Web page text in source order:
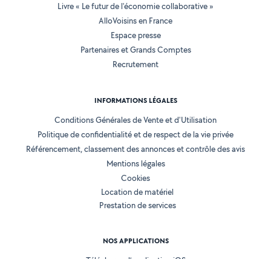
Livre « Le futur de l'économie collaborative »
AlloVoisins en France
Espace presse
Partenaires et Grands Comptes
Recrutement
INFORMATIONS LÉGALES
Conditions Générales de Vente et d'Utilisation
Politique de confidentialité et de respect de la vie privée
Référencement, classement des annonces et contrôle des avis
Mentions légales
Cookies
Location de matériel
Prestation de services
NOS APPLICATIONS